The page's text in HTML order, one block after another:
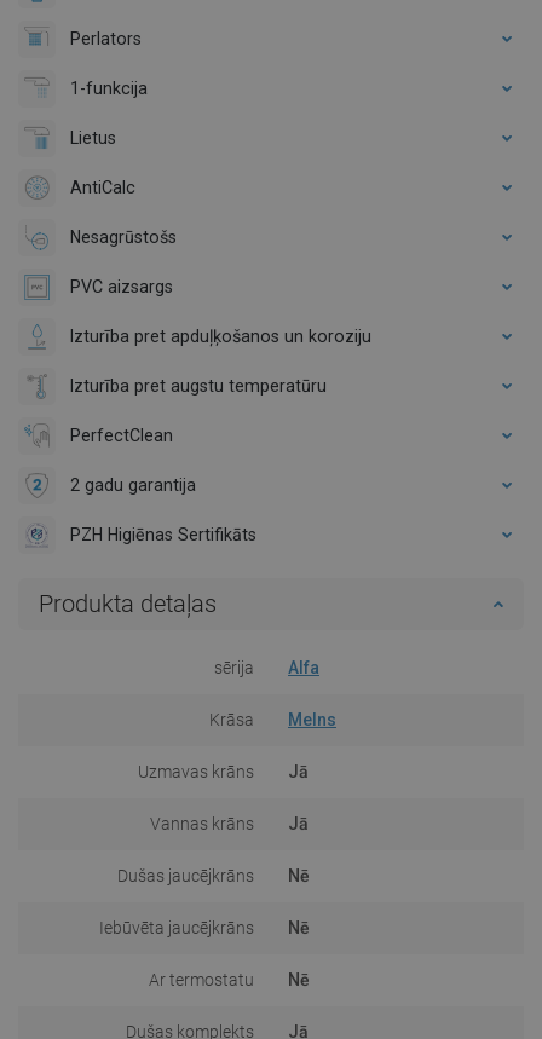
Perlators
1-funkcija
Lietus
AntiCalc
Nesagrūstošs
PVC aizsargs
Izturība pret apduļķošanos un koroziju
Izturība pret augstu temperatūru
PerfectClean
2 gadu garantija
PZH Higiēnas Sertifikāts
Produkta detaļas
sērija Alfa
Krāsa Melns
Uzmavas krāns Jā
Vannas krāns Jā
Dušas jaucējkrāns Nē
Iebūvēta jaucējkrāns Nē
Ar termostatu Nē
Dušas komplekts Jā